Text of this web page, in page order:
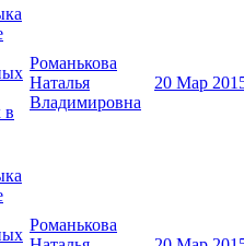
в
Романькова
Наталья
Владимировна
20 Мар
Романькова